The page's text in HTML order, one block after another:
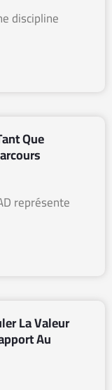
discipline
Que
représente
La Valeur
Au